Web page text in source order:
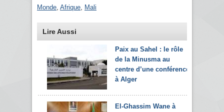
Monde Afrique Mali
Lire Aussi
Paix au Sahel : le rôle
de la Minusma au
centre d’une conférence
à Alger
El-Ghassim Wane à